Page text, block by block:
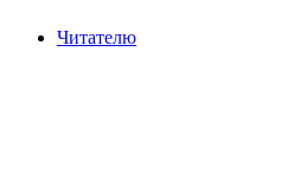
Читателю